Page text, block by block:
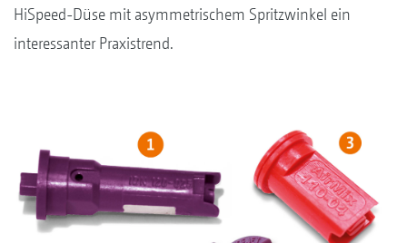
HiSpeed-Düse mit asymmetrischem Spritzwinkel ein
interessanter Praxistrend.